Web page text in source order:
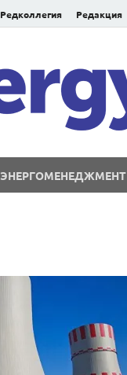
Редколлегия Редакция
ЭНЕРГОМЕНЕДЖМЕНТ